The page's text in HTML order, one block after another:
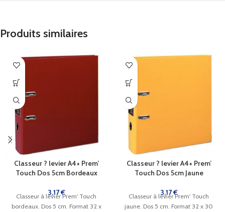
Produits similaires
Classeur ? levier A4+ Prem’
Touch Dos 5cm Bordeaux
3,17€
Classeur à levier Prem' Touch
bordeaux. Dos 5 cm. Format 32 x
Classeur ? levier A4+ Prem’
Touch Dos 5cm Jaune
3,17€
Classeur à levier Prem' Touch
jaune. Dos 5 cm. Format 32 x 30